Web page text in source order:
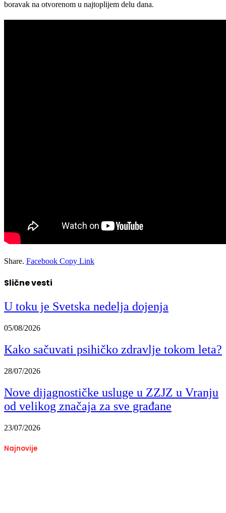
boravak na otvorenom u najtoplijem delu dana.
Share. Facebook Copy Link
Slične vesti
U toku je Svetska nedelja dojenja
05/08/2026
Kako sačuvati psihičko zdravlje tokom leta?
28/07/2026
Nove dijagnostičke usluge u ZZJZ u Vranju
od velikog značaja za sve građane
23/07/2026
Najnovije